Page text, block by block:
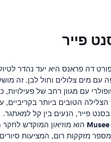
פייר
דה פראנס היא יעד נהדר
הטובים ביותר בקריביים, עם
פייר, הנעים בין קל למאתגר.
מזקקות רום, המציעות